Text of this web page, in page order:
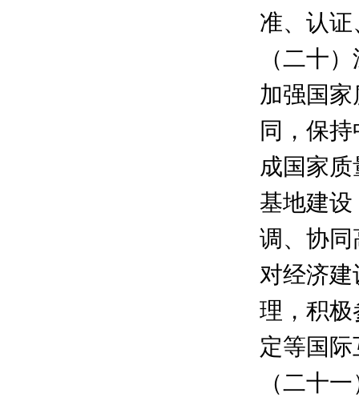
准、认
（二十
加强国
同，保
成国家
基地建
调、协
对经济
理，积
定等国
（二十